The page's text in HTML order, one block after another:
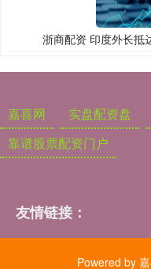
浙商配资 印度外长抵
嘉喜网 实盘配资盘
靠谱股票配资门户
友情链接：
Powered by